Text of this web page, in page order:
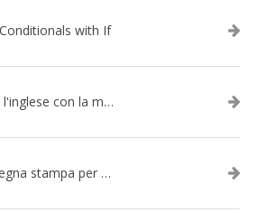
with If
WORD UP | Imparare l'inglese con la musica: David Bowie
SPEAK TIPS | La rassegna stampa per migliorare l’inglese - aprile 2026